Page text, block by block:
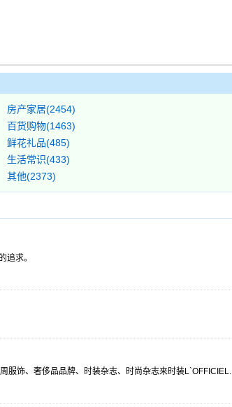
房产家居(2454)
百货购物(1463)
鲜花礼品(485)
生活常识(433)
其他(2373)
追求。
服饰、奢侈品品牌、时装杂志、时尚杂志来时装L`OFFICIEL.